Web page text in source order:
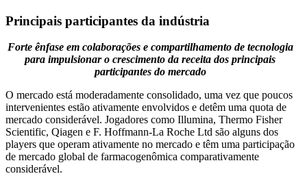
Principais participantes da indústria
Forte ênfase em colaborações e compartilhamento de tecnologia
para impulsionar o crescimento da receita dos principais
participantes do mercado
O mercado está moderadamente consolidado, uma vez que poucos
intervenientes estão ativamente envolvidos e detêm uma quota de
mercado considerável. Jogadores como Illumina, Thermo Fisher
Scientific, Qiagen e F. Hoffmann-La Roche Ltd são alguns dos
players que operam ativamente no mercado e têm uma participação
de mercado global de farmacogenômica comparativamente
considerável.